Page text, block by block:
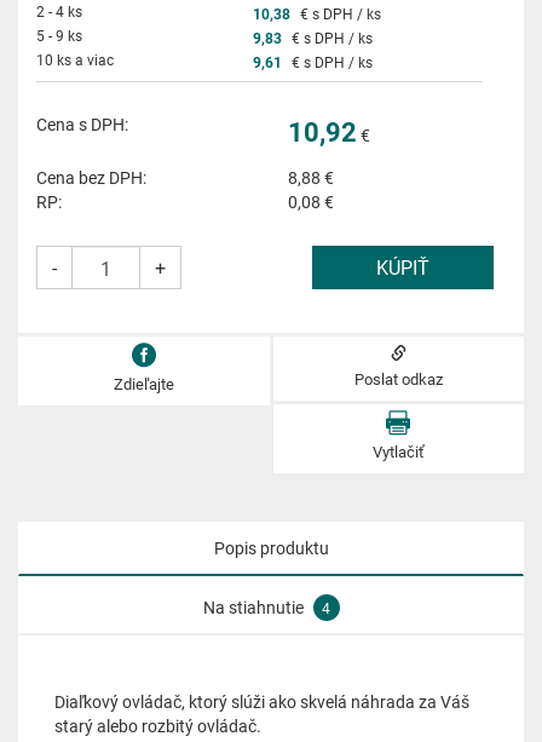
2 - 4 ks
10,38 € s DPH / ks
5 - 9 ks
9,83 € s DPH / ks
10 ks a viac
9,61 € s DPH / ks
Cena s DPH: 10,92 €
Cena bez DPH:
8,88 €
RP:
0,08 €
- +
Zdieľajte Poslat odkaz
Vytlačiť
Popis produktu
Na stiahnutie 4
Diaľkový ovládač, ktorý slúži ako skvelá náhrada za Váš
starý alebo rozbitý ovládač.